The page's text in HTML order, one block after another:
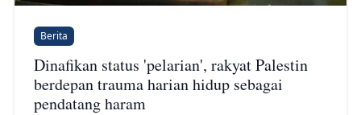
Berita
Dinafikan status 'pelarian', rakyat Palestin
berdepan trauma harian hidup sebagai
pendatang haram